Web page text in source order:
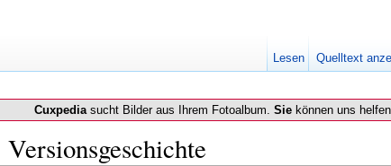
Cuxpediasucht Bilder aus Ihrem Fotoalbum. Sie können uns
Lesen Quelltext